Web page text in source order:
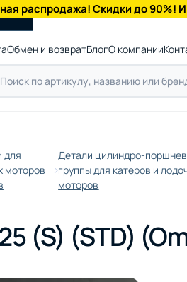
распродажа! Скидки до 90%!
Обмен и возвратБлогО компании
для
моторов
Детали цилиндро-
группы для катеров и
моторов
(S) (STD)